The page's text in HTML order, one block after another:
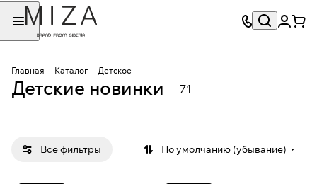
Главная Каталог Детское
Детские новинки 71
Все фильтры По умолчанию (убывание)